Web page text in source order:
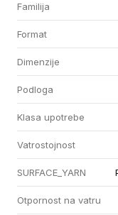
Familija
Format
Dimenzije
Podloga
Klasa upotrebe
Vatrostojnost
SURFACE_YARN
Otpornost na vatru